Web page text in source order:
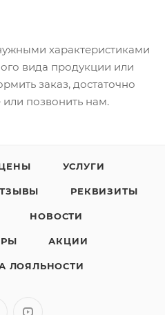
характеристиками
вида продукции или
заказ, достаточно
или позвонить нам.
УСЛУГИ
РЕКВИЗИТЫ
НОВОСТИ
АКЦИИ
ЛОЯЛЬНОСТИ